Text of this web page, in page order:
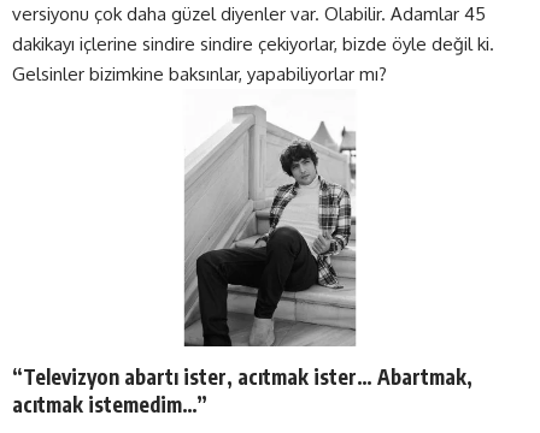
versiyonu çok daha güzel diyenler var. Olabilir. Adamlar 45
dakikayı içlerine sindire sindire çekiyorlar, bizde öyle değil ki.
Gelsinler bizimkine baksınlar, yapabiliyorlar mı?
“Televizyon abartı ister, acıtmak ister… Abartmak,
acıtmak istemedim…”